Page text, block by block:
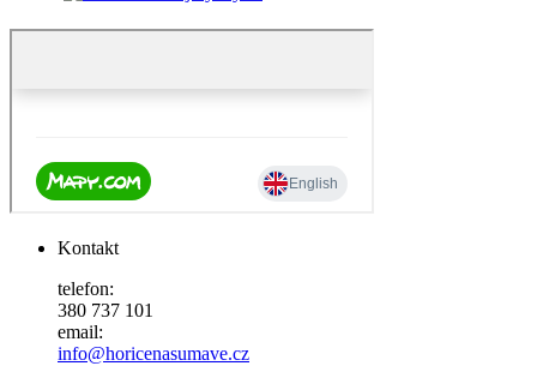
Kontakt
telefon:
380 737 101
email:
info@horicenasumave.cz